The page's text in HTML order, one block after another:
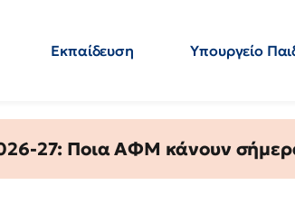
Εκπαίδευση Υπουργείο
27: Ποια ΑΦΜ κάνουν